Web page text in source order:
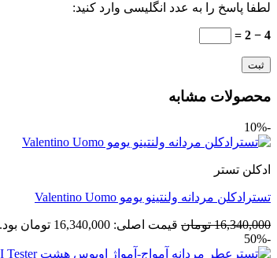
لطفا پاسخ را به عدد انگلیسی وارد کنید:
4 − 2 =
محصولات مشابه
-10%
ادکلن تستر
تسترادکلن مردانه ولنتینو یومو Valentino Uomo
16,340,000 تومان قیمت اصلی: 16,340,000 تومان بود.
-50%